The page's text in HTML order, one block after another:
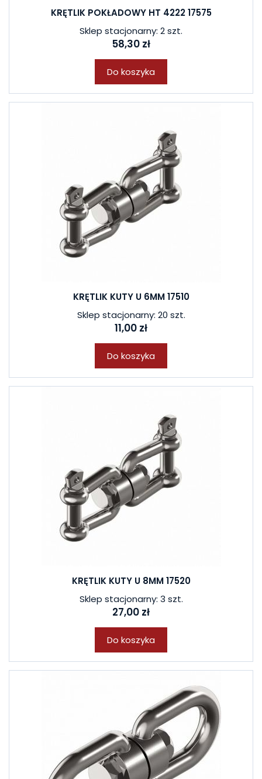
KRĘTLIK POKŁADOWY HT 4222 17575
Sklep stacjonarny: 2 szt.
58,30 zł
Do koszyka
KRĘTLIK KUTY U 6MM 17510
Sklep stacjonarny: 20 szt.
11,00 zł
Do koszyka
KRĘTLIK KUTY U 8MM 17520
Sklep stacjonarny: 3 szt.
27,00 zł
Do koszyka